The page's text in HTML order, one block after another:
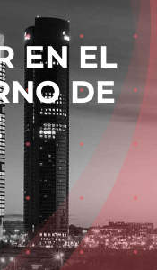
EN EL
DE